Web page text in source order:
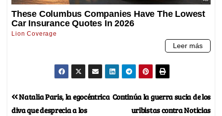
Continúa la guerra sucia de los
uribistas contra Noticias
Natalia Paris, la egocéntrica
diva que desprecia a los